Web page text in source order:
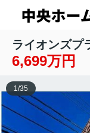
ライオンズプ
6,699万円
1/35